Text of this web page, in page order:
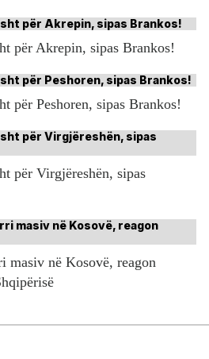
për Akrepin, sipas Brankos!
për Peshoren, sipas Brankos!
për Virgjëreshën, sipas
në Kosovë, reagon